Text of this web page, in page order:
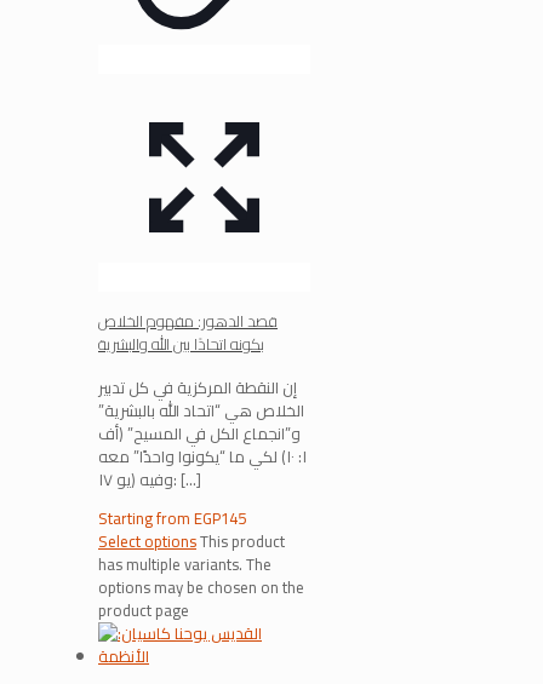
قصد الدهور: مفهوم الخلاص
بكونه اتحادًا بين الله والبشرية
إن النقطة المركزية في كل تدبير
الخلاص هي “اتحاد الله بالبشرية”
و”انجماع الكل في المسيح” (أف
١: ١٠) لكي ما “يكونوا واحدًا” معه
وفيه (يو ١٧: […]
Starting fromEGP145
Select optionsThis product
has multiple variants. The
options may be chosen on the
product page